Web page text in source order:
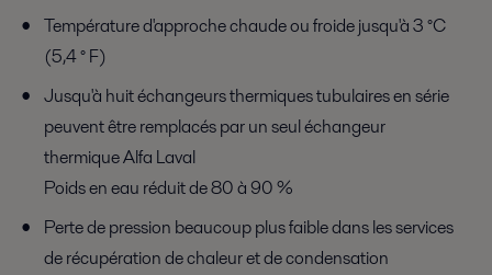
Température d'approche chaude ou froide jusqu'à 3 °C
(5,4 ° F)
Jusqu'à huit échangeurs thermiques tubulaires en série
peuvent être remplacés par un seul échangeur
thermique Alfa Laval
Poids en eau réduit de 80 à 90 %
Perte de pression beaucoup plus faible dans les services
de récupération de chaleur et de condensation